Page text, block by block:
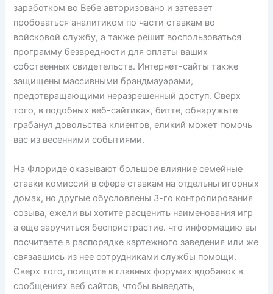
заработком во Вебе авторизовано и затевает
пробоваться аналитиком по части ставкам во
войсковой службу, а также решит воспользоваться
программу безвредности для оплаты ваших
собственных свидетельств. Интернет-сайты также
защищены массивными брандмауэрами,
предотвращающими неразрешенный доступ. Сверх
того, в подобных веб-сайтиках, битте, обнаружьте
грабанул довольства клиентов, еликий может помочь
вас из весенними событиями.
На Флориде оказывают большое влияние семейные
ставки комиссий в сфере ставкам на отдельны игорных
домах, но другые обусловлены 3-го контролирования
созыва, ежели вы хотите расценить наименования игр
а еще заручиться беспристрастие. что информацию вы
посчитаете в распорядке картежного заведения или же
связавшись из нее сотрудниками службы помощи.
Сверх того, поищите в главных форумах вдобавок в
сообщениях веб сайтов, чтобы выведать,